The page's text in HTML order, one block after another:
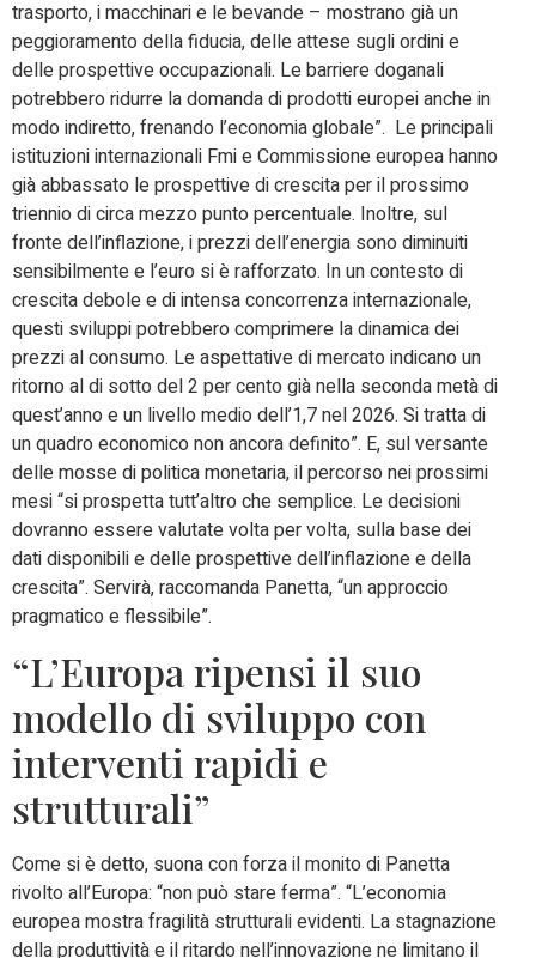
trasporto, i macchinari e le bevande – mostrano già un
peggioramento della fiducia, delle attese sugli ordini e
delle prospettive occupazionali. Le barriere doganali
potrebbero ridurre la domanda di prodotti europei anche in
modo indiretto, frenando l’economia globale”. Le principali
istituzioni internazionali Fmi e Commissione europea hanno
già abbassato le prospettive di crescita per il prossimo
triennio di circa mezzo punto percentuale. Inoltre, sul
fronte dell’inflazione, i prezzi dell’energia sono diminuiti
sensibilmente e l’euro si è rafforzato. In un contesto di
crescita debole e di intensa concorrenza internazionale,
questi sviluppi potrebbero comprimere la dinamica dei
prezzi al consumo. Le aspettative di mercato indicano un
ritorno al di sotto del 2 per cento già nella seconda metà di
quest’anno e un livello medio dell’1,7 nel 2026. Si tratta di
un quadro economico non ancora definito”. E, sul versante
delle mosse di politica monetaria, il percorso nei prossimi
mesi “si prospetta tutt’altro che semplice. Le decisioni
dovranno essere valutate volta per volta, sulla base dei
dati disponibili e delle prospettive dell’inflazione e della
crescita”. Servirà, raccomanda Panetta, “un approccio
pragmatico e flessibile”.
“L’Europa ripensi il suo
modello di sviluppo con
interventi rapidi e
strutturali”
Come si è detto, suona con forza il monito di Panetta
rivolto all’Europa: “non può stare ferma”. “L’economia
europea mostra fragilità strutturali evidenti. La stagnazione
della produttività e il ritardo nell’innovazione ne limitano il